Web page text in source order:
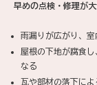
早めの点検・修理が大
雨漏りが広がり、
屋根の下地が腐食
なる
瓦や部材の落下に